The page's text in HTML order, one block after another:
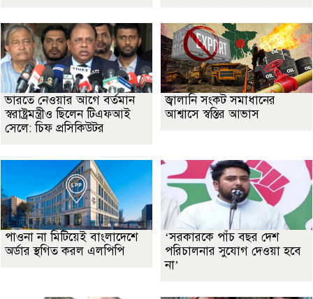
ভারতে নেওয়ার আগে বর্তমান
স্বরাষ্ট্রমন্ত্রীও ছিলেন টিএফআই
সেলে: চিফ প্রসিকিউটর
জ্বালানি সংকট সমাধানের
আশ্বাসে স্বস্তির আভাস
পাওনা না মিটিয়েই বাংলাদেশে
অর্ডার স্থগিত করল এলপিপি
‘সরকারকে পাঁচ বছর দেশ
পরিচালনার সুযোগ দেওয়া হবে
না’